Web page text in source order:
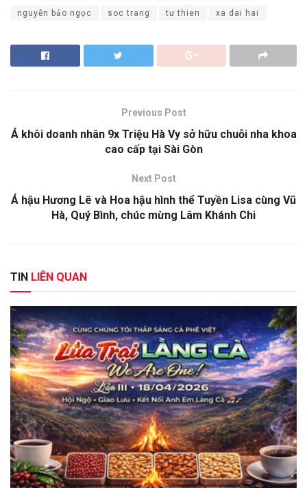
nguyễn bảo ngọc soc trang tư thien xa dai hai
Previous Post
Á khôi doanh nhân 9x Triệu Hà Vy sở hữu chuỗi nha khoa
cao cấp tại Sài Gòn
Next Post
Á hậu Hương Lê và Hoa hậu hình thể Tuyền Lisa cùng Vũ
Hà, Quý Bình, chúc mừng Lâm Khánh Chi
TIN LIÊN QUAN